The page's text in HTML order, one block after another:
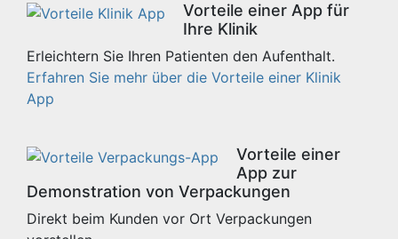
Vorteile einer App für
Ihre Klinik
Erleichtern Sie Ihren Patienten den Aufenthalt.
Erfahren Sie mehr über die Vorteile einer Klinik
App
Vorteile einer
App zur
Demonstration von Verpackungen
Direkt beim Kunden vor Ort Verpackungen